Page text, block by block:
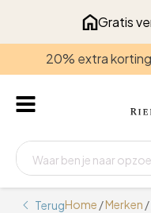
Gratis
20% extra
TerugHome /Merken /